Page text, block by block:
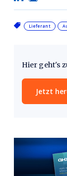
Lieferant
Hier geht's
Jetzt